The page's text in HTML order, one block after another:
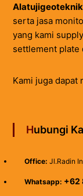
Alatujigeoteknik
serta jasa
yang kami
settlement plate
Kami juga dapat
Hubungi
Office: Jl.Radin
Whatsapp: +62